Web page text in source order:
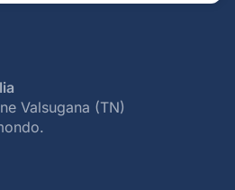
Valsugana (TN)